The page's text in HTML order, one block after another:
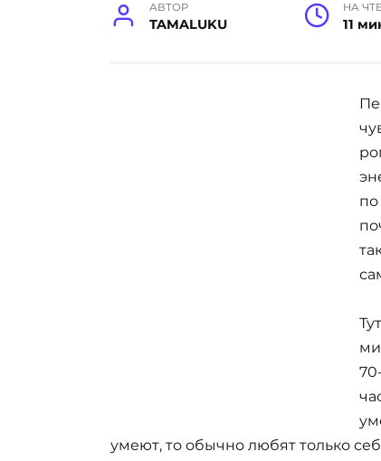
АВТОР
TAMALUKU
НА
11
по
умеют, то обычно любят только